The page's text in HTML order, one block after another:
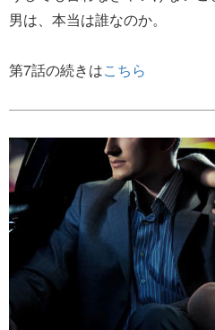
男は、本当は誰なのか。
第7話の続きはこちら